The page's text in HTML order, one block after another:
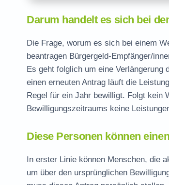
Darum handelt es sich bei
Die Frage, worum es sich bei einem
beantragen Bürgergeld-Empfänger/
Es geht folglich um eine Verlängerung
einen erneuten Antrag läuft die
Regel für ein Jahr bewilligt. Folgt kein
Bewilligungszeitraums keine
Diese Personen können
In erster Linie können Menschen, die
um über den ursprünglichen